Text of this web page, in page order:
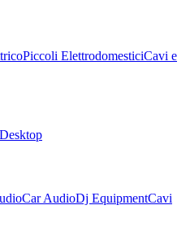
Piccoli ElettrodomesticiCavi e
Car AudioDj EquipmentCavi